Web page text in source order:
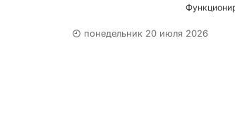
понедельник 20 июля 2026